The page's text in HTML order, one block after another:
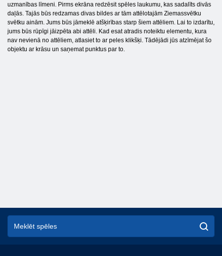
uzmanības līmeni. Pirms ekrāna redzēsit spēles laukumu, kas sadalīts divās
daļās. Tajās būs redzamas divas bildes ar tām attēlotajām Ziemassvētku
svētku ainām. Jums būs jāmeklē atšķirības starp šiem attēliem. Lai to izdarītu,
jums būs rūpīgi jāizpēta abi attēli. Kad esat atradis noteiktu elementu, kura
nav nevienā no attēliem, atlasiet to ar peles klikšķi. Tādējādi jūs atzīmējat šo
objektu ar krāsu un saņemat punktus par to.